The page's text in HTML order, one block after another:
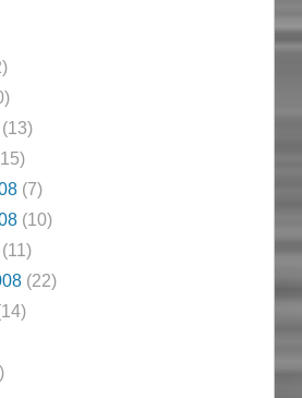
(7)
(10)
(22)